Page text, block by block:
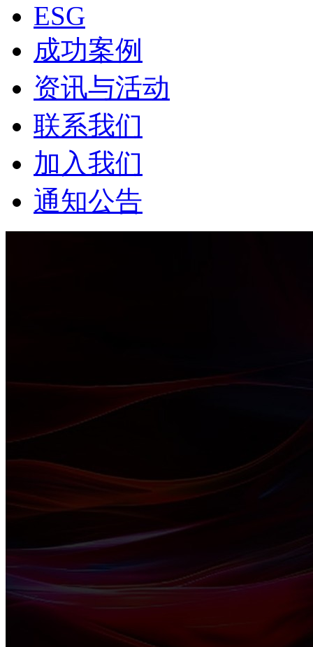
ESG
成功案例
资讯与活动
联系我们
加入我们
通知公告